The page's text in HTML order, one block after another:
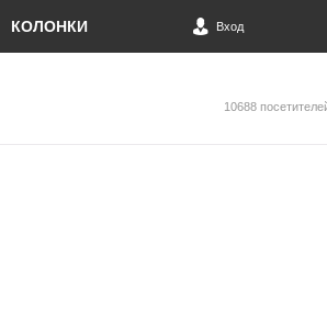
КОЛОНКИ Вход
10688